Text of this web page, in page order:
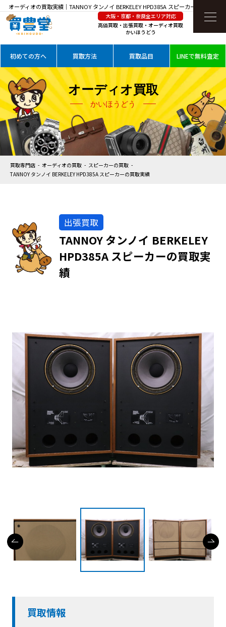
オーディオの買取実績｜TANNOY タンノイ BERKELEY HPD385A スピーカーを高価買取
大阪・京都・奈良全エリア対応
高価買取・出張買取・オーディオ買取
かいほうどう
初めての方へ 買取方法 買取品目 LINEで無料査定
オーディオ買取
かいほうどう
買取専門店 オーディオの買取
スピーカーの買取
TANNOY タンノイ BERKELEY HPD385A スピーカーの買取実績
出張買取
TANNOY タンノイ BERKELEY
HPD385A スピーカーの買取実
績
買取情報